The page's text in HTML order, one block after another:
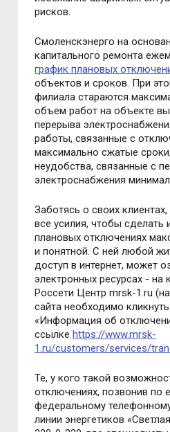
рисков.
Смоленскэнерго на
капитального ремонта
график плановых
объектов и сроков. При
филиала стараются
объем работ на объекте
перерыва
работы, связанные с
максимально сжатые
неудобства, связанные с
электроснабжения
Заботясь о своих
все усилия, чтобы
плановых отключениях
и понятной. С ней любой
доступ в интернет, может
электронных ресурсах - на
Россети Центр mrsk-1.ru
сайта необходимо
«Информация об
ссылкеhttps://www.mrsk-
1.ru/customers/services/
Те, у кого такой
отключениях, позвонив по
федеральному
линии энергетиков